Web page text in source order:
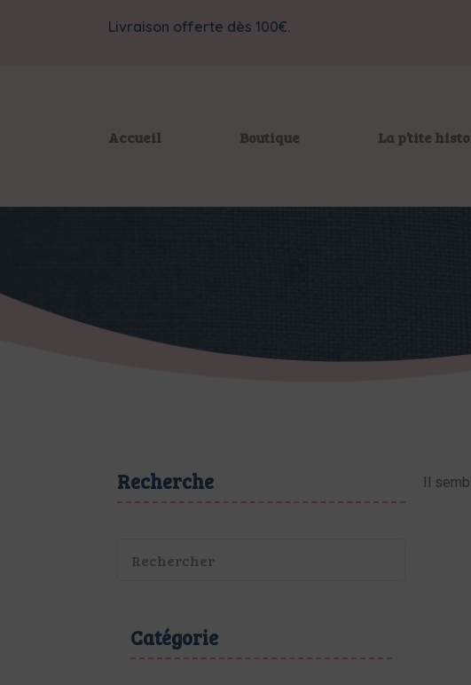
Livraison offerte dès 100€.
Accueil Boutique La p’tite
Recherche
Catégorie
Il